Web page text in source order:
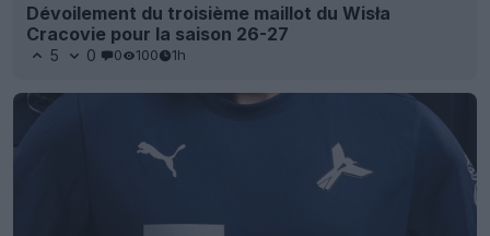
Dévoilement du troisième maillot du Wisła
Cracovie pour la saison 26-27
5 0 0 100 1h